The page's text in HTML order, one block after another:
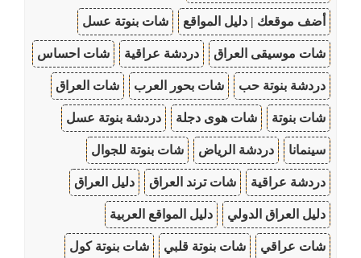
أضف موقعك | دليل المواقع شات بنوتة عسل
شات موسيقى العراق دردشة عراقية شات احساس
دردشة بنوتة حب شات بحور العرب شات العراق
شات بنوتة شات هوى دجلة دردشة بنوتة عسل
سينمانا دردشة الرياض شات بنوتة للجوال
دردشة عراقية شات ترند العراق دليل العراق
دليل العراق الدولي دليل المواقع العربية
شات عراقي شات بنوتة قلبي شات بنوتة كول